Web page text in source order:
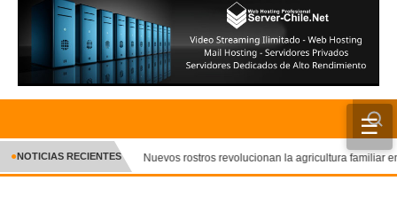
☰
INICIO
CRÓNICA
NOTICIAS RECIENTES Nuevos rostros revolucionan la agricultura familiar